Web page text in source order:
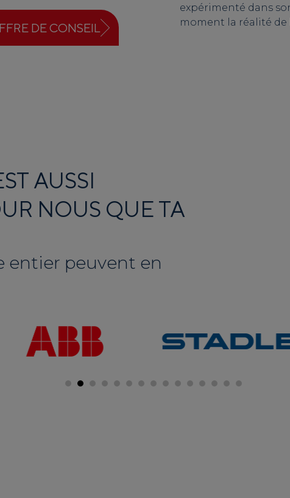
DE CONSEIL
expérimenté dans
moment la réalité de
AUSSI
NOUS QUE TA
entier peuvent en